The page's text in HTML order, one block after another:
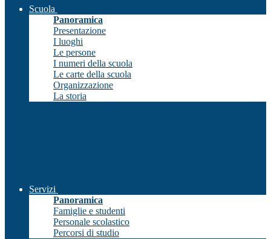
Scuola
Panoramica
Presentazione
I luoghi
Le persone
I numeri della scuola
Le carte della scuola
Organizzazione
La storia
Servizi
Panoramica
Famiglie e studenti
Personale scolastico
Percorsi di studio